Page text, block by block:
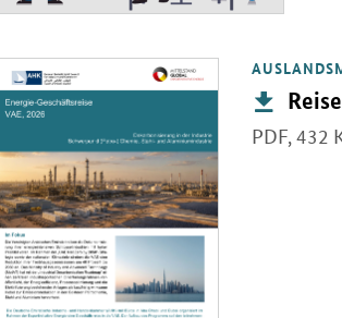
PDF, 432
Öffnet PDF "Reisesteckbrief Vereinigte